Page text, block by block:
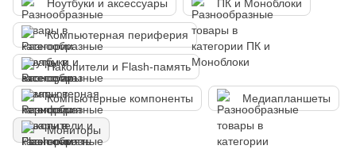
Ноутбуки и аксессуары ПК и Моноблоки
Компьютерная периферия
Накопители и Flash-память
Компьютерные компоненты Медиапланшеты
Мониторы